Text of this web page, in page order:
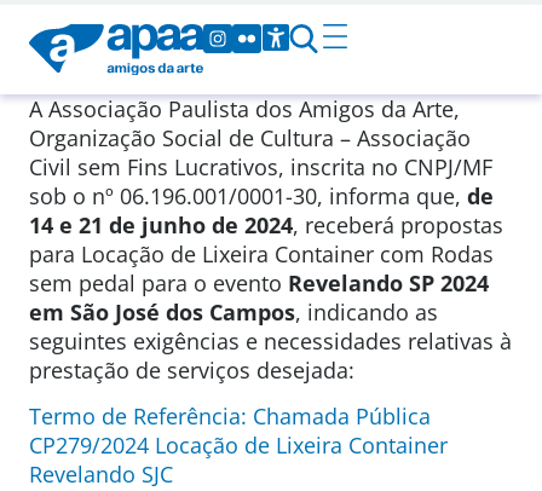
A Associação Paulista dos Amigos da Arte,
Organização Social de Cultura – Associação
Civil sem Fins Lucrativos, inscrita no CNPJ/MF
sob o nº 06.196.001/0001-30, informa que, de
14 e 21 de junho de 2024, receberá propostas
para Locação de Lixeira Container com Rodas
sem pedal para o evento Revelando SP 2024
em São José dos Campos, indicando as
seguintes exigências e necessidades relativas à
prestação de serviços desejada:
Termo de Referência: Chamada Pública
CP279/2024 Locação de Lixeira Container
Revelando SJC